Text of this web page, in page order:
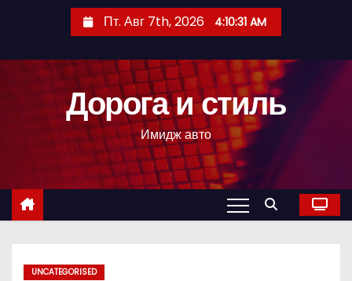
с
Пт. Авг 7th, 2026 4:10:32 AM
Дорога и стиль
Имидж авто
UNCATEGORISED